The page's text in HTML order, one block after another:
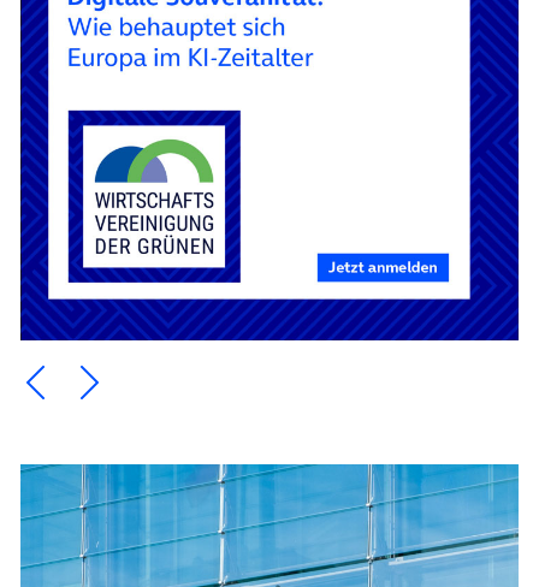
Ein Element zurück blättern
Ein Element weiter blättern